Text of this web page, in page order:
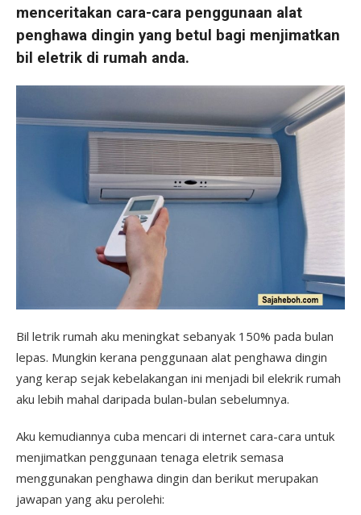
menceritakan cara-cara penggunaan alat
penghawa dingin yang betul bagi menjimatkan
bil eletrik di rumah anda.
Bil letrik rumah aku meningkat sebanyak 150% pada bulan
lepas. Mungkin kerana penggunaan alat penghawa dingin
yang kerap sejak kebelakangan ini menjadi bil elekrik rumah
aku lebih mahal daripada bulan-bulan sebelumnya.
Aku kemudiannya cuba mencari di internet cara-cara untuk
menjimatkan penggunaan tenaga eletrik semasa
menggunakan penghawa dingin dan berikut merupakan
jawapan yang aku perolehi: